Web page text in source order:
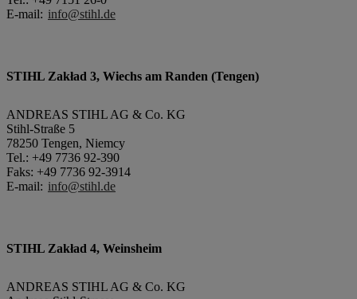
E-mail: info@stihl.de
STIHL Zakład 3, Wiechs am Randen (Tengen)
ANDREAS STIHL AG & Co. KG
Stihl-Straße 5
78250 Tengen, Niemcy
Tel.: +49 7736 92-390
Faks: +49 7736 92-3914
E-mail: info@stihl.de
STIHL Zakład 4, Weinsheim
ANDREAS STIHL AG & Co. KG